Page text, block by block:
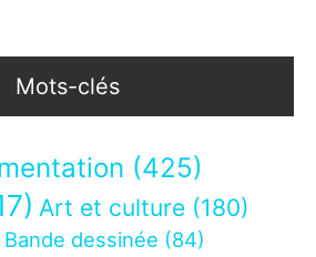
Mots-clés
(425)
Art et culture (180)
Bande dessinée (84)